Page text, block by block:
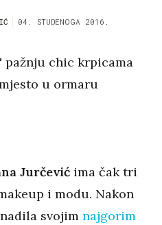
04. STUDENOGA 2016.
pažnju chic krpicama
u ormaru
Jurčevićima čak tri
i modu. Nakon
svojim najgorim